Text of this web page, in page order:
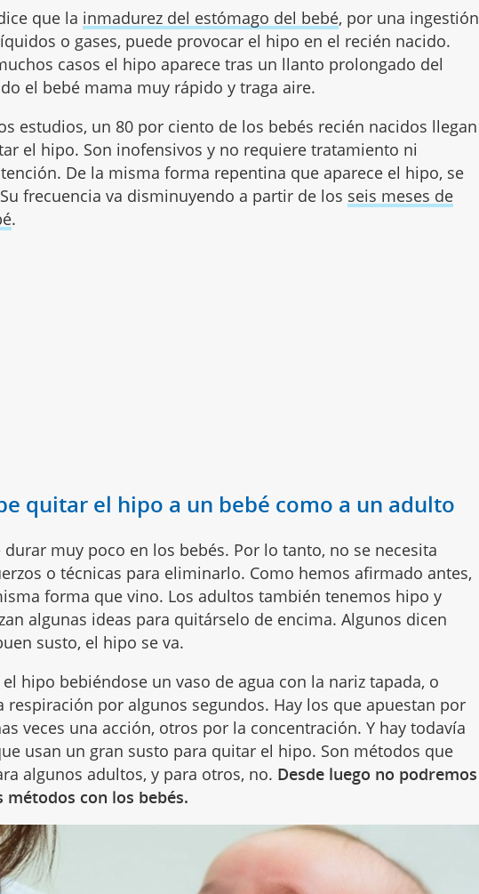
que la inmadurez del estómago del bebé, por una ingestión
o gases, puede provocar el hipo en el recién nacido.
casos el hipo aparece tras un llanto prolongado del
el bebé mama muy rápido y traga aire.
estudios, un 80 por ciento de los bebés recién nacidos llegan
el hipo. Son inofensivos y no requiere tratamiento ni
De la misma forma repentina que aparece el hipo, se
frecuencia va disminuyendo a partir de los seis meses de
.
quitar el hipo a un bebé como a un adulto
durar muy poco en los bebés. Por lo tanto, no se necesita
o técnicas para eliminarlo. Como hemos afirmado antes,
forma que vino. Los adultos también tenemos hipo y
algunas ideas para quitárselo de encima. Algunos dicen
susto, el hipo se va.
hipo bebiéndose un vaso de agua con la nariz tapada, o
respiración por algunos segundos. Hay los que apuestan por
veces una acción, otros por la concentración. Y hay todavía
usan un gran susto para quitar el hipo. Son métodos que
algunos adultos, y para otros, no. Desde luego no podremos
métodos con los bebés.